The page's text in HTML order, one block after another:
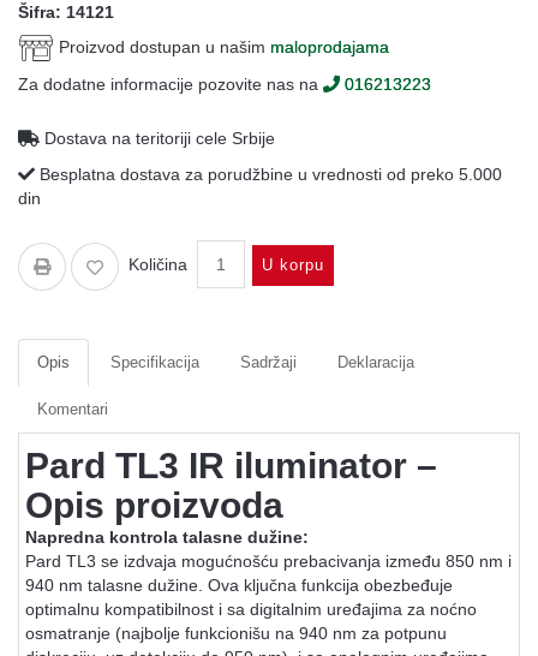
Šifra: 14121
Proizvod dostupan u našim maloprodajama
Za dodatne informacije pozovite nas na
016213223
Dostava na teritoriji cele Srbije
Besplatna dostava za porudžbine u vrednosti od preko 5.000
din
Količina U korpu
Opis Specifikacija Sadržaji Deklaracija
Komentari
Pard TL3 IR iluminator –
Opis proizvoda
Napredna kontrola talasne dužine:
Pard TL3 se izdvaja mogućnošću prebacivanja između 850 nm i
940 nm talasne dužine. Ova ključna funkcija obezbeđuje
optimalnu kompatibilnost i sa digitalnim uređajima za noćno
osmatranje (najbolje funkcionišu na 940 nm za potpunu